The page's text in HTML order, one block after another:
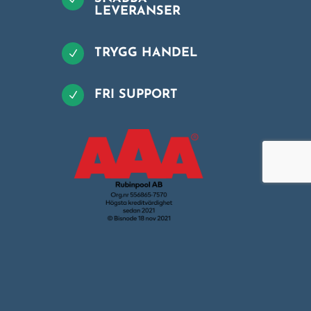
LEVERANSER
N TRYGG HANDEL
N FRI SUPPORT